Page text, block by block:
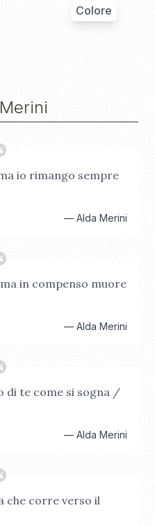
Colore
io rimango sempre
— Alda Merini
in compenso muore
— Alda Merini
di te come si sogna /
— Alda Merini
che corre verso il